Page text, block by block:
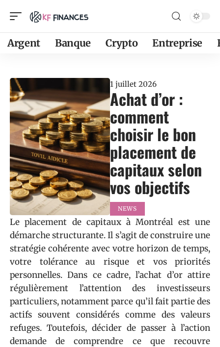
Argent Banque Crypto Entreprise
1 juillet 2026
Achat d’or :
comment
choisir le bon
placement de
capitaux selon
vos objectifs
NEWS
Le placement de capitaux à Montréal est une
démarche structurante. Il s’agit de construire une
stratégie cohérente avec votre horizon de temps,
votre tolérance au risque et vos priorités
personnelles. Dans ce cadre, l’achat d’or attire
régulièrement l’attention des investisseurs
particuliers, notamment parce qu’il fait partie des
actifs souvent considérés comme des valeurs
refuges. Toutefois, décider de passer à l’action
demande de comprendre ce que recouvre